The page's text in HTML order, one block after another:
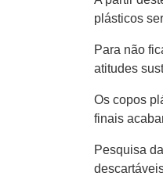
plásticos
Para não
atitudes
Os copos
finais
Pesquisa